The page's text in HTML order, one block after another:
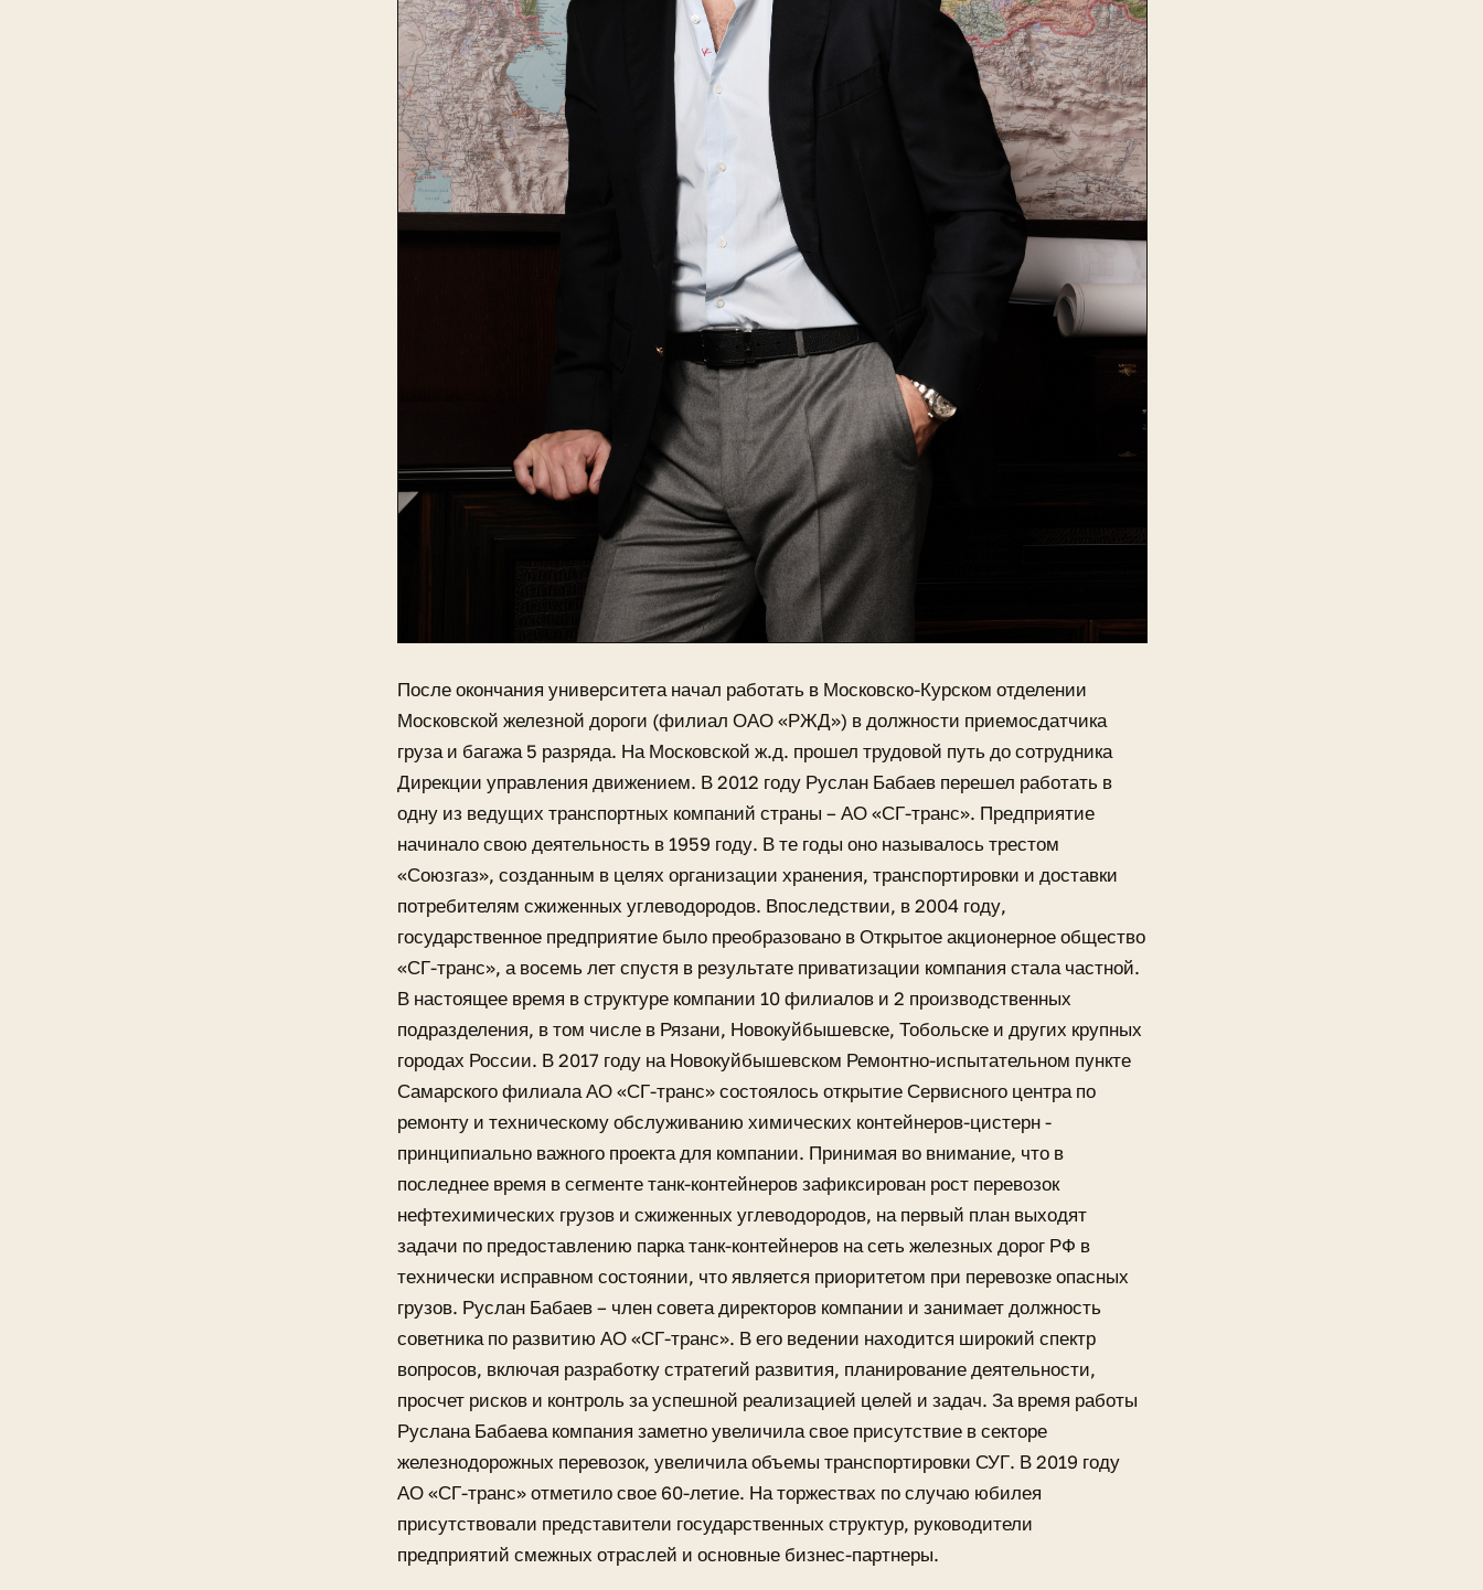
После окончания университета начал работать в Московско-Курском отделении
Московской железной дороги (филиал ОАО «РЖД») в должности приемосдатчика
груза и багажа 5 разряда. На Московской ж.д. прошел трудовой путь до сотрудника
Дирекции управления движением. В 2012 году Руслан Бабаев перешел работать в
одну из ведущих транспортных компаний страны – АО «СГ-транс». Предприятие
начинало свою деятельность в 1959 году. В те годы оно называлось трестом
«Союзгаз», созданным в целях организации хранения, транспортировки и доставки
потребителям сжиженных углеводородов. Впоследствии, в 2004 году,
государственное предприятие было преобразовано в Открытое акционерное общество
«СГ-транс», а восемь лет спустя в результате приватизации компания стала частной.
В настоящее время в структуре компании 10 филиалов и 2 производственных
подразделения, в том числе в Рязани, Новокуйбышевске, Тобольске и других крупных
городах России. В 2017 году на Новокуйбышевском Ремонтно-испытательном пункте
Самарского филиала АО «СГ-транс» состоялось открытие Сервисного центра по
ремонту и техническому обслуживанию химических контейнеров-цистерн -
принципиально важного проекта для компании. Принимая во внимание, что в
последнее время в сегменте танк-контейнеров зафиксирован рост перевозок
нефтехимических грузов и сжиженных углеводородов, на первый план выходят
задачи по предоставлению парка танк-контейнеров на сеть железных дорог РФ в
технически исправном состоянии, что является приоритетом при перевозке опасных
грузов. Руслан Бабаев – член совета директоров компании и занимает должность
советника по развитию АО «СГ-транс». В его ведении находится широкий спектр
вопросов, включая разработку стратегий развития, планирование деятельности,
просчет рисков и контроль за успешной реализацией целей и задач. За время работы
Руслана Бабаева компания заметно увеличила свое присутствие в секторе
железнодорожных перевозок, увеличила объемы транспортировки СУГ. В 2019 году
АО «СГ-транс» отметило свое 60-летие. На торжествах по случаю юбилея
присутствовали представители государственных структур, руководители
предприятий смежных отраслей и основные бизнес-партнеры.